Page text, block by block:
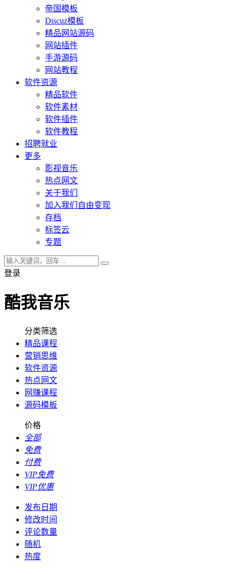
帝国模板
Discuz模板
精品网站源码
网站插件
手游源码
网站教程
软件资源
精品软件
软件素材
软件插件
软件教程
招聘就业
更多
影视音乐
热点网文
关于我们
加入我们自由变现
存档
标签云
专题
登录
酷我音乐
分类筛选
精品课程
营销思维
软件资源
热点网文
网赚课程
源码模板
价格
全部
免费
付费
VIP免费
VIP优惠
发布日期
修改时间
评论数量
随机
热度